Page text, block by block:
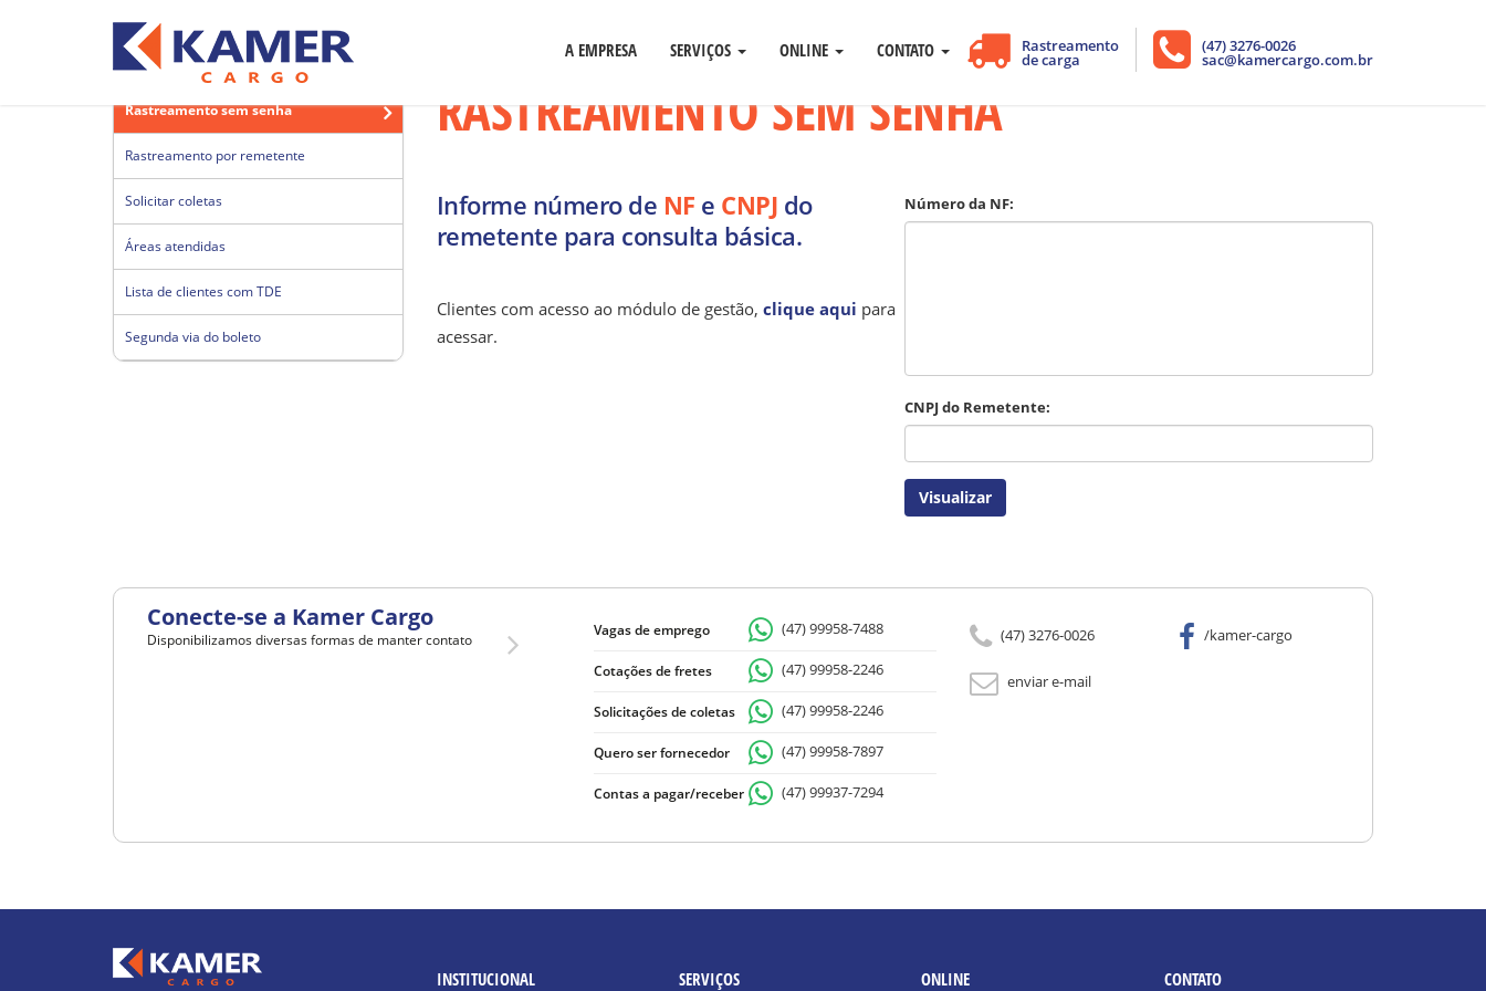
Rastreamento
de carga
(47) 3276-0026
sac@kamercargo.com.br
A EMPRESA SERVIÇOS ONLINE CONTATO
Você está em
Rastreamento sem senha
Rastreamento por remetente
Solicitar coletas
Áreas atendidas
Lista de clientes com TDE
Segunda via do boleto
RASTREAMENTO SEM SENHA
Informe número de NF e CNPJ do
remetente para consulta básica.
Clientes com acesso ao módulo de gestão, clique aqui para
acessar.
Número da NF:
CNPJ do Remetente:
Visualizar
Conecte-se a Kamer Cargo
Disponibilizamos diversas formas de manter contato
Vagas de emprego (47) 99958-7488
Cotações de fretes (47) 99958-2246
Solicitações de coletas (47) 99958-2246
Quero ser fornecedor (47) 99958-7897
Contas a pagar/receber (47) 99937-7294
(47) 3276-0026
enviar e-mail
/kamer-cargo
INSTITUCIONAL SERVIÇOS ONLINE CONTATO